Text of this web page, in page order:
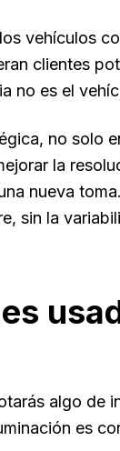
vehículos
clientes
no es el
no solo
la
nueva
sin la
algo de
es